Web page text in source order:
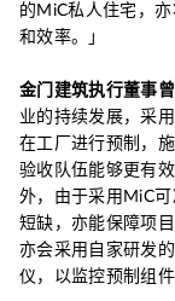
的MiC私人住宅，
和效率。」
金门建筑执行董事
业的持续发展，采
在工厂进行预制，
验收队伍能够更有
外，由于采用MiC可
短缺，亦能保障项
亦会采用自家研发
仪，以监控预制组